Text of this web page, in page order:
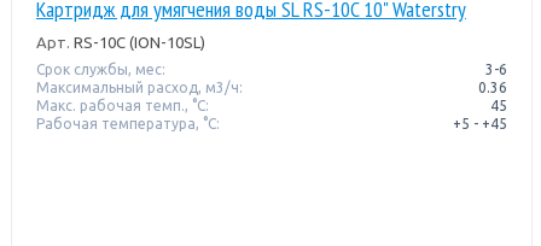
Картридж для умягчения воды SL RS-10C 10" Waterstry
Арт. RS-10C (ION-10SL)
Срок службы, мес:
3-6
Максимальный расход, м3/ч:
0.36
Макс. рабочая темп., °С:
45
Рабочая температура, °C:
+5 - +45